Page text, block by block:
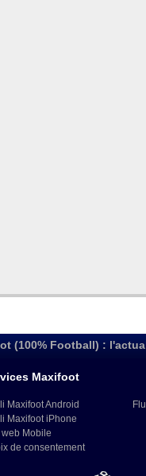
(100% Football) :
Maxifoot
Maxifoot Android
Maxifoot iPhone
Mobile
de consentement